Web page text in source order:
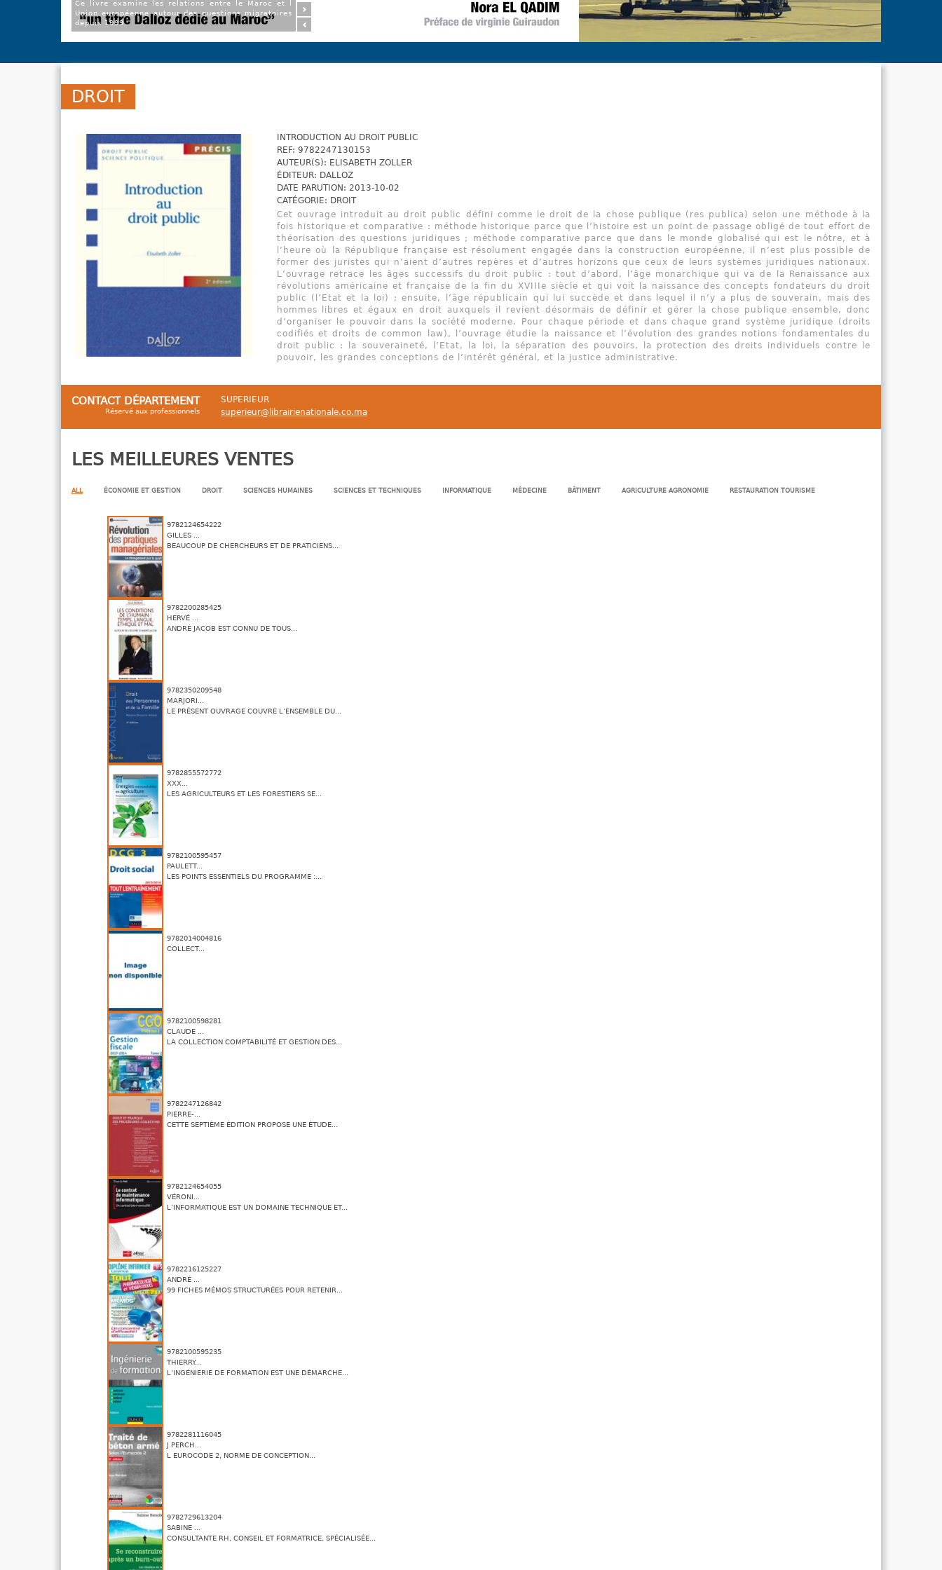
Ce livre examine les relations entre le Maroc et l
Union européenne autour des questions migratoires
depuis 1999.
DROIT
INTRODUCTION AU DROIT PUBLIC
REF: 9782247130153
AUTEUR(S): ELISABETH ZOLLER
ÉDITEUR: DALLOZ
DATE PARUTION: 2013-10-02
CATÉGORIE: DROIT
Cet ouvrage introduit au droit public défini comme le droit de la chose publique (res publica) selon une méthode à la
fois historique et comparative : méthode historique parce que l’histoire est un point de passage obligé de tout effort de
théorisation des questions juridiques ; méthode comparative parce que dans le monde globalisé qui est le nôtre, et à
l’heure où la République française est résolument engagée dans la construction européenne, il n’est plus possible de
former des juristes qui n’aient d’autres repères et d’autres horizons que ceux de leurs systèmes juridiques nationaux.
L’ouvrage retrace les âges successifs du droit public : tout d’abord, l’âge monarchique qui va de la Renaissance aux
révolutions américaine et française de la fin du XVIIIe siècle et qui voit la naissance des concepts fondateurs du droit
public (l’Etat et la loi) ; ensuite, l’âge républicain qui lui succède et dans lequel il n’y a plus de souverain, mais des
hommes libres et égaux en droit auxquels il revient désormais de définir et gérer la chose publique ensemble, donc
d’organiser le pouvoir dans la société moderne. Pour chaque période et dans chaque grand système juridique (droits
codifiés et droits de common law), l’ouvrage étudie la naissance et l’évolution des grandes notions fondamentales du
droit public : la souveraineté, l’Etat, la loi, la séparation des pouvoirs, la protection des droits individuels contre le
pouvoir, les grandes conceptions de l’intérêt général, et la justice administrative.
CONTACT DÉPARTEMENT
Réservé aux professionnels
SUPERIEUR
superieur@librairienationale.co.ma
LES MEILLEURES VENTES
ALL ÉCONOMIE ET GESTION DROIT SCIENCES HUMAINES SCIENCES ET TECHNIQUES INFORMATIQUE MÉDECINE BÂTIMENT AGRICULTURE AGRONOMIE RESTAURATION TOURISME
9782124654222
GILLES ...
BEAUCOUP DE CHERCHEURS ET DE PRATICIENS...
9782200285425
HERVÉ ...
ANDRÉ JACOB EST CONNU DE TOUS...
9782350209548
MARJORI...
LE PRÉSENT OUVRAGE COUVRE L’ENSEMBLE DU...
9782855572772
XXX...
LES AGRICULTEURS ET LES FORESTIERS SE...
9782100595457
PAULETT...
LES POINTS ESSENTIELS DU PROGRAMME :...
9782014004816
COLLECT...
9782100598281
CLAUDE ...
LA COLLECTION COMPTABILITÉ ET GESTION DES...
9782247126842
PIERRE-...
CETTE SEPTIÈME ÉDITION PROPOSE UNE ÉTUDE...
9782124654055
VÉRONI...
L’INFORMATIQUE EST UN DOMAINE TECHNIQUE ET...
9782216125227
ANDRÉ ...
99 FICHES MÉMOS STRUCTURÉES POUR RETENIR...
9782100595235
THIERRY...
L’INGÉNIERIE DE FORMATION EST UNE DÉMARCHE...
9782281116045
J PERCH...
L EUROCODE 2, NORME DE CONCEPTION...
9782729613204
SABINE ...
CONSULTANTE RH, CONSEIL ET FORMATRICE, SPÉCIALISÉE...